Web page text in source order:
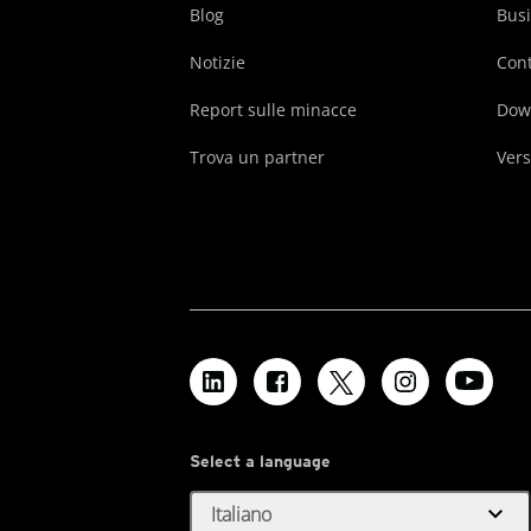
Blog
Notizie
Report sulle minacce
Trova un partner
Select a language
Italiano expand_more